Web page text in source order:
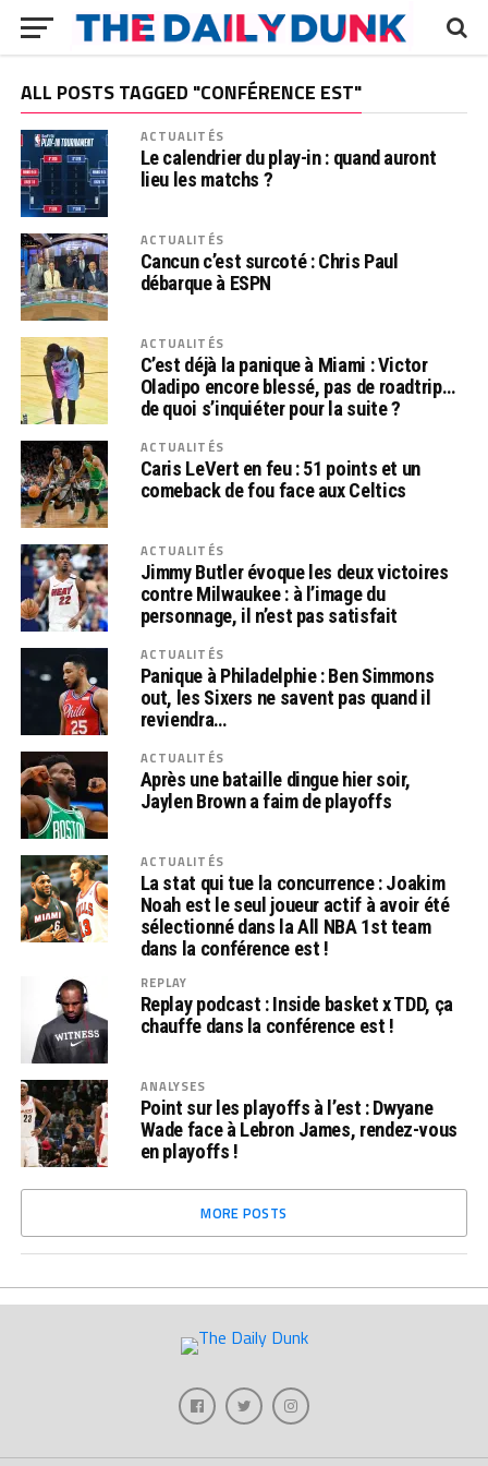
ALL POSTS TAGGED "CONFÉRENCE EST"
ACTUALITÉS
Le calendrier du play-in : quand auront
lieu les matchs ?
ACTUALITÉS
Cancun c’est surcoté : Chris Paul
débarque à ESPN
ACTUALITÉS
C’est déjà la panique à Miami : Victor
Oladipo encore blessé, pas de roadtrip…
de quoi s’inquiéter pour la suite ?
ACTUALITÉS
Caris LeVert en feu : 51 points et un
comeback de fou face aux Celtics
ACTUALITÉS
Jimmy Butler évoque les deux victoires
contre Milwaukee : à l’image du
personnage, il n’est pas satisfait
ACTUALITÉS
Panique à Philadelphie : Ben Simmons
out, les Sixers ne savent pas quand il
reviendra…
ACTUALITÉS
Après une bataille dingue hier soir,
Jaylen Brown a faim de playoffs
ACTUALITÉS
La stat qui tue la concurrence : Joakim
Noah est le seul joueur actif à avoir été
sélectionné dans la All NBA 1st team
dans la conférence est !
REPLAY
Replay podcast : Inside basket x TDD, ça
chauffe dans la conférence est !
ANALYSES
Point sur les playoffs à l’est : Dwyane
Wade face à Lebron James, rendez-vous
en playoffs !
MORE POSTS